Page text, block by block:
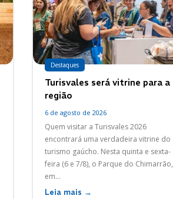
Destaques
Turisvales será vitrine para a
região
6 de agosto de 2026
Quem visitar a Turisvales 2026
encontrará uma verdadeira vitrine do
turismo gaúcho. Nesta quinta e sexta-
feira (6 e 7/8), o Parque do Chimarrão,
em...
Leia mais →